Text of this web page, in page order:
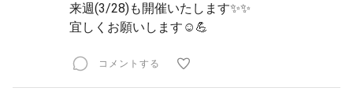
来週(3/28)も開催いたします✨✨
宜しくお願いします☺️💪
コメントする